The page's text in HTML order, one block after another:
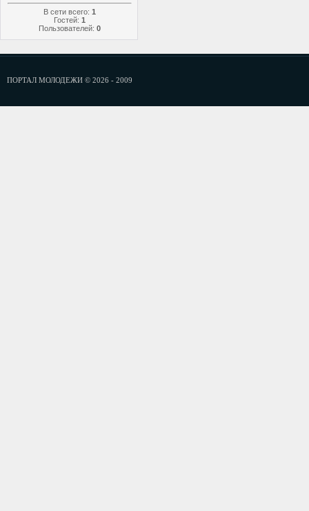
В сети всего: 1
Гостей: 1
Пользователей: 0
ПОРТАЛ МОЛОДЕЖИ © 2026 - 2009